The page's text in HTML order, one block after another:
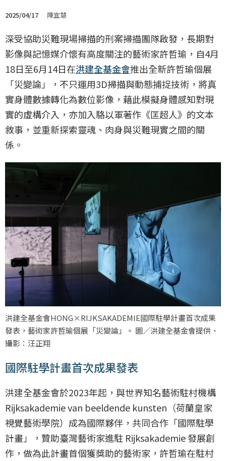
2025/04/17 陳宜慧
深受協助災難現場掃描的刑案掃描團隊啟發，長期對
影像與記憶媒介懷有高度關注的藝術家許哲瑜，自4月
18日至6月14日在洪建全基金會推出全新許哲瑜個展
「災變論」，不只運用3D掃描與動態捕捉技術，將真
實身體數據轉化為數位影像，藉此模擬身體感知對現
實的虛構介入，亦加入駱以軍著作《匡超人》的文本
敘事，並重新探索靈魂、肉身與災難現實之間的關
係。
洪建全基金會HONG×RIJKSAKADEMIE國際駐學計畫首次成果
發表，藝術家許哲瑜個展「災變論」。 圖／洪建全基金會提供、
攝影：汪正翔
國際駐學計畫首次成果發表
洪建全基金會於2023年起，與世界知名藝術駐村機構
Rijksakademie van beeldende kunsten（荷蘭皇家
視覺藝術學院）成為國際夥伴，共同合作「國際駐學
計畫」，贊助臺灣藝術家進駐 Rijksakademie 發展創
作，做為此計畫首個獲獎助的藝術家，許哲瑜在駐村